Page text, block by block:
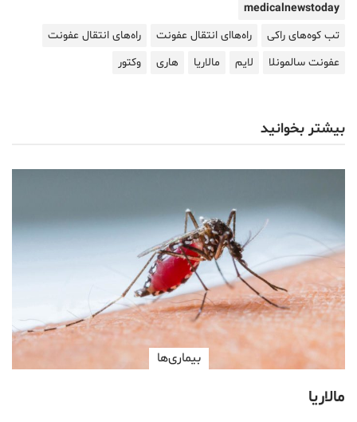
medicalnewstoday
تب کوه‌های راکی
راه‌هاای انتقال عفونت
راه‌های انتقال عفونت
عفونت سالمونلا
لایم مالاریا هاری وکتور
بیشتر بخوانید
بیماری‌ها
مالاریا